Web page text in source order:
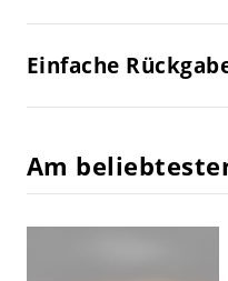
Einfache
Am